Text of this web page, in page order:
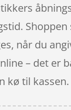
når du
– det er
kø til kassen.